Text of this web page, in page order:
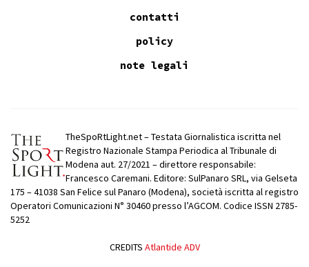
contatti
policy
note legali
TheSpoRtLight.net – Testata Giornalistica iscritta nel
Registro Nazionale Stampa Periodica al Tribunale di
Modena aut. 27/2021 – direttore responsabile:
Francesco Caremani. Editore: SulPanaro SRL, via Gelseta
175 – 41038 San Felice sul Panaro (Modena), società iscritta al registro
Operatori Comunicazioni N° 30460 presso l’AGCOM. Codice ISSN 2785-
5252
CREDITS Atlantide ADV